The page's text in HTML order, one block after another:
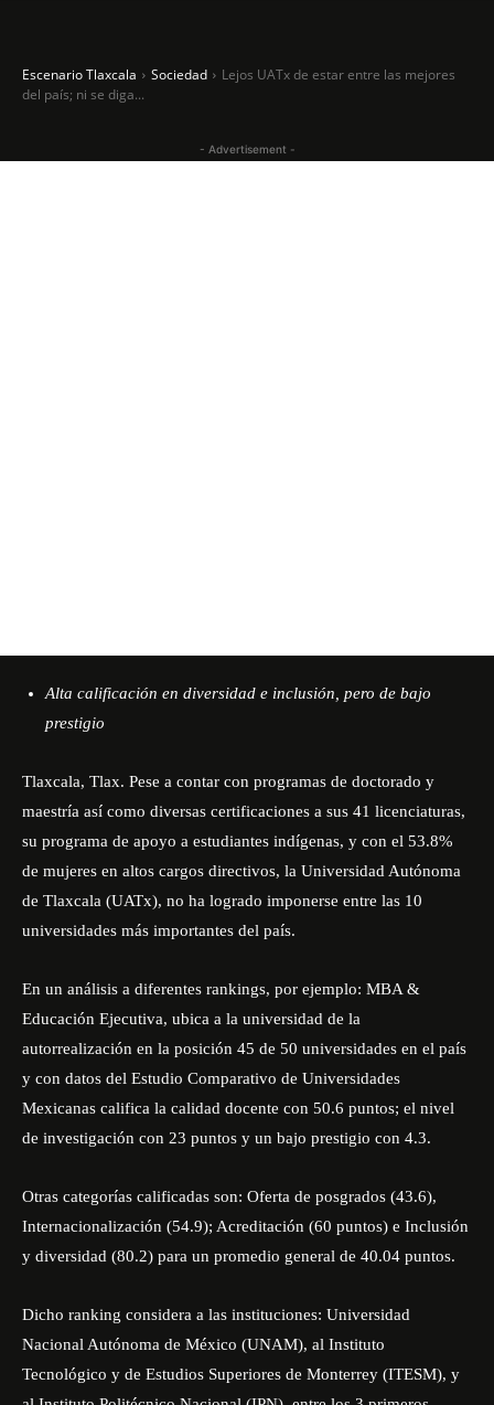
Escenario Tlaxcala Sociedad
Lejos UATx de estar entre las mejores
del país; ni se diga...
- Advertisement -
Alta calificación en diversidad e inclusión, pero de bajo
prestigio
Tlaxcala, Tlax. Pese a contar con programas de doctorado y
maestría así como diversas certificaciones a sus 41 licenciaturas,
su programa de apoyo a estudiantes indígenas, y con el 53.8%
de mujeres en altos cargos directivos, la Universidad Autónoma
de Tlaxcala (UATx), no ha logrado imponerse entre las 10
universidades más importantes del país.
En un análisis a diferentes rankings, por ejemplo: MBA &
Educación Ejecutiva, ubica a la universidad de la
autorrealización en la posición 45 de 50 universidades en el país
y con datos del Estudio Comparativo de Universidades
Mexicanas califica la calidad docente con 50.6 puntos; el nivel
de investigación con 23 puntos y un bajo prestigio con 4.3.
Otras categorías calificadas son: Oferta de posgrados (43.6),
Internacionalización (54.9); Acreditación (60 puntos) e Inclusión
y diversidad (80.2) para un promedio general de 40.04 puntos.
Dicho ranking considera a las instituciones: Universidad
Nacional Autónoma de México (UNAM), al Instituto
Tecnológico y de Estudios Superiores de Monterrey (ITESM), y